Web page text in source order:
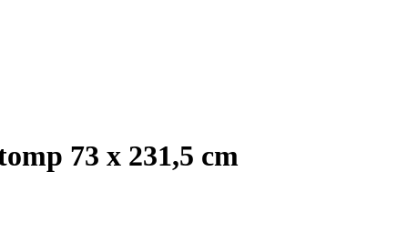
73 x 231,5 cm